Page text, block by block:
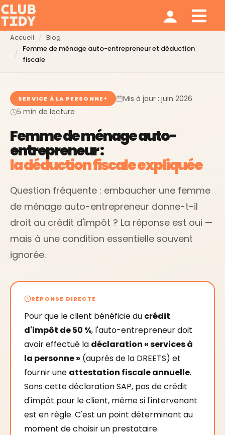
Accueil
Blog
Femme de ménage auto-entrepreneur et déduction
fiscale
SERVICE À LA PERSONNE
Mis à jour : juin 2026
5 min de lecture
Femme de ménage auto-
entrepreneur :
la déduction fiscale expliquée
Question fréquente : embaucher une femme
de ménage auto-entrepreneur donne-t-il
droit au crédit d'impôt ? La réponse est oui —
mais à une condition essentielle souvent
ignorée.
RÉPONSE DIRECTE
Pour que le client bénéficie du crédit
d'impôt de 50 %, l'auto-entrepreneur doit
avoir effectué la déclaration « services à
la personne » (auprès de la DREETS) et
fournir une attestation fiscale annuelle.
Sans cette déclaration SAP, pas de crédit
d'impôt pour le client, même si l'intervenant
est en règle. C'est un point déterminant au
moment de choisir un prestataire.